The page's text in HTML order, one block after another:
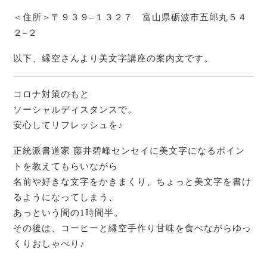
＜住所＞〒９３９– １３２７ 富山県砺波市五郎丸５４
２– ２
以下、縁空さんより美文字講座の案内文です。
コロナ対策のもと
ソーシャルディスタンスで。
安心してリフレッシュを♪
正統派書道家 藤井碧峰センセイに美文字になるポイン
トを教えてもらいながら
名前や好きな文字をかきまくり、ちょっと美文字を書け
るようになってしまう、
あっという間の1時間半。
その後は、コーヒーと縁空手作り甘味を食べながらゆっ
くりおしゃべり♪